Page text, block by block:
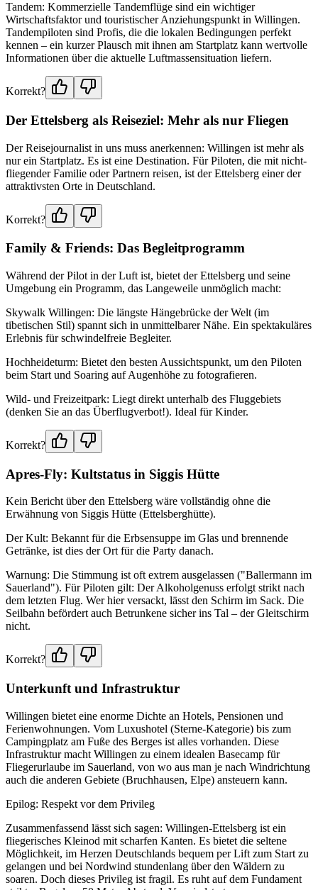
Tandem: Kommerzielle Tandemflüge sind ein wichtiger
Wirtschaftsfaktor und touristischer Anziehungspunkt in Willingen.
Tandempiloten sind Profis, die die lokalen Bedingungen perfekt
kennen – ein kurzer Plausch mit ihnen am Startplatz kann wertvolle
Informationen über die aktuelle Luftmassensituation liefern.
Korrekt?
Der Ettelsberg als Reiseziel: Mehr als nur Fliegen
Der Reisejournalist in uns muss anerkennen: Willingen ist mehr als
nur ein Startplatz. Es ist eine Destination. Für Piloten, die mit nicht-
fliegender Familie oder Partnern reisen, ist der Ettelsberg einer der
attraktivsten Orte in Deutschland.
Korrekt?
Family & Friends: Das Begleitprogramm
Während der Pilot in der Luft ist, bietet der Ettelsberg und seine
Umgebung ein Programm, das Langeweile unmöglich macht:
Skywalk Willingen: Die längste Hängebrücke der Welt (im
tibetischen Stil) spannt sich in unmittelbarer Nähe. Ein spektakuläres
Erlebnis für schwindelfreie Begleiter.
Hochheideturm: Bietet den besten Aussichtspunkt, um den Piloten
beim Start und Soaring auf Augenhöhe zu fotografieren.
Wild- und Freizeitpark: Liegt direkt unterhalb des Fluggebiets
(denken Sie an das Überflugverbot!). Ideal für Kinder.
Korrekt?
Apres-Fly: Kultstatus in Siggis Hütte
Kein Bericht über den Ettelsberg wäre vollständig ohne die
Erwähnung von Siggis Hütte (Ettelsberghütte).
Der Kult: Bekannt für die Erbsensuppe im Glas und brennende
Getränke, ist dies der Ort für die Party danach.
Warnung: Die Stimmung ist oft extrem ausgelassen ("Ballermann im
Sauerland"). Für Piloten gilt: Der Alkoholgenuss erfolgt strikt nach
dem letzten Flug. Wer hier versackt, lässt den Schirm im Sack. Die
Seilbahn befördert auch Betrunkene sicher ins Tal – der Gleitschirm
nicht.
Korrekt?
Unterkunft und Infrastruktur
Willingen bietet eine enorme Dichte an Hotels, Pensionen und
Ferienwohnungen. Vom Luxushotel (Sterne-Kategorie) bis zum
Campingplatz am Fuße des Berges ist alles vorhanden. Diese
Infrastruktur macht Willingen zu einem idealen Basecamp für
Fliegerurlaube im Sauerland, von wo aus man je nach Windrichtung
auch die anderen Gebiete (Bruchhausen, Elpe) ansteuern kann.
Epilog: Respekt vor dem Privileg
Zusammenfassend lässt sich sagen: Willingen-Ettelsberg ist ein
fliegerisches Kleinod mit scharfen Kanten. Es bietet die seltene
Möglichkeit, im Herzen Deutschlands bequem per Lift zum Start zu
gelangen und bei Nordwind stundenlang über den Wäldern zu
soaren. Doch dieses Privileg ist fragil. Es ruht auf dem Fundament